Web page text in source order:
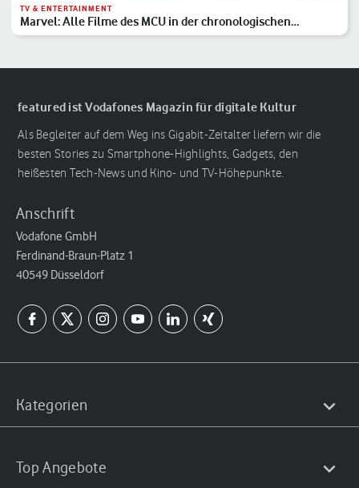
TV & ENTERTAINMENT
Marvel: Alle Filme des MCU in der chronologischen
Reihenfolge
featured ist Vodafones Magazin für digitale Kultur
Als Begleiter auf dem Weg ins Gigabit-Zeitalter liefern wir die
besten Stories zu Smartphone-Highlights, Gadgets, den
heißesten Tech-News und Kino- und TV-Höhepunkte.
Anschrift
Vodafone GmbH
Ferdinand-Braun-Platz 1
40549 Düsseldorf
Kategorien
Top Angebote